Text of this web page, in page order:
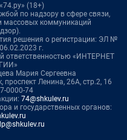
(18+)
по надзору в сфере связи,
массовых коммуникаций
решения о регистрации: ЭЛ №
г.
ответственностью «ИНТЕРНЕТ
Мария Сергеевна
проспект Ленина, 26А, стр.2, 16
0000-74
74@shkulev.ru
и государственных органов: